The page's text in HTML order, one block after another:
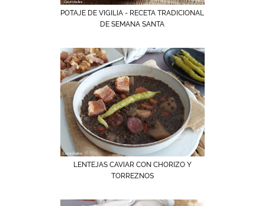
POTAJE DE VIGILIA - RECETA TRADICIONAL
DE SEMANA SANTA
LENTEJAS CAVIAR CON CHORIZO Y
TORREZNOS